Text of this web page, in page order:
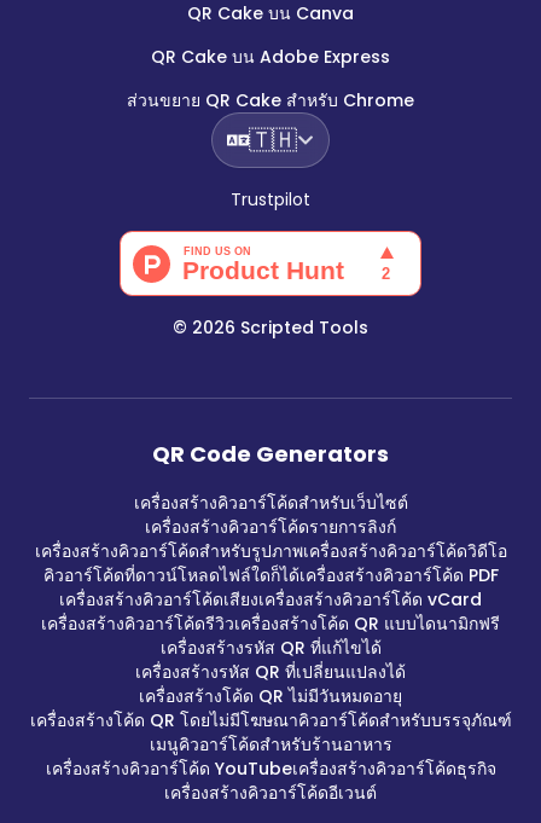
QR Cake บน Canva
QR Cake บน Adobe Express
ส่วนขยาย QR Cake สำหรับ Chrome
🇹🇭
Trustpilot
© 2026 Scripted Tools
QR Code Generators
เครื่องสร้างคิวอาร์โค้ดสำหรับเว็บไซต์
เครื่องสร้างคิวอาร์โค้ดรายการลิงก์
เครื่องสร้างคิวอาร์โค้ดสำหรับรูปภาพเครื่องสร้างคิวอาร์โค้ดวิดีโอ
คิวอาร์โค้ดที่ดาวน์โหลดไฟล์ใดก็ได้เครื่องสร้างคิวอาร์โค้ด PDF
เครื่องสร้างคิวอาร์โค้ดเสียงเครื่องสร้างคิวอาร์โค้ด vCard
เครื่องสร้างคิวอาร์โค้ดรีวิวเครื่องสร้างโค้ด QR แบบไดนามิกฟรี
เครื่องสร้างรหัส QR ที่แก้ไขได้
เครื่องสร้างรหัส QR ที่เปลี่ยนแปลงได้
เครื่องสร้างโค้ด QR ไม่มีวันหมดอายุ
เครื่องสร้างโค้ด QR โดยไม่มีโฆษณาคิวอาร์โค้ดสำหรับบรรจุภัณฑ์
เมนูคิวอาร์โค้ดสำหรับร้านอาหาร
เครื่องสร้างคิวอาร์โค้ด YouTubeเครื่องสร้างคิวอาร์โค้ดธุรกิจ
เครื่องสร้างคิวอาร์โค้ดอีเวนต์